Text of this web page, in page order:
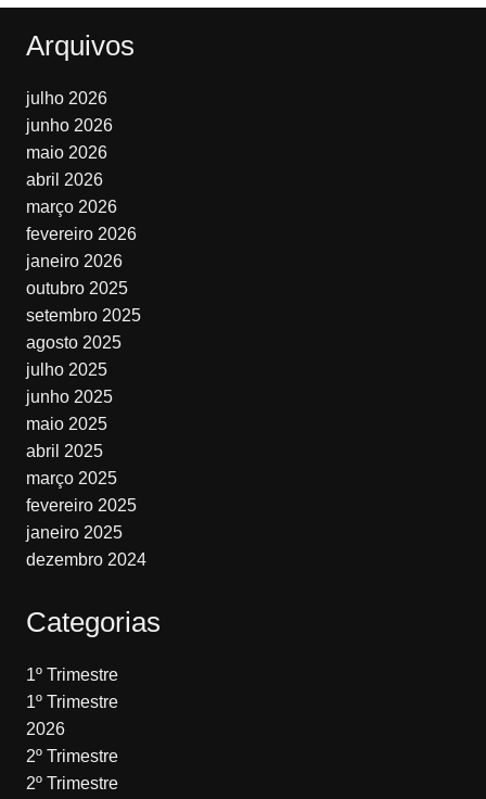
Arquivos
julho 2026
junho 2026
maio 2026
abril 2026
março 2026
fevereiro 2026
janeiro 2026
outubro 2025
setembro 2025
agosto 2025
julho 2025
junho 2025
maio 2025
abril 2025
março 2025
fevereiro 2025
janeiro 2025
dezembro 2024
Categorias
1º Trimestre
1º Trimestre
2026
2º Trimestre
2º Trimestre